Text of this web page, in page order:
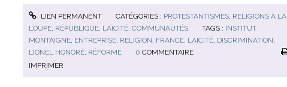
LIEN PERMANENT CATÉGORIES : PROTESTANTISMES RELIGIONS À LA
LOUPE, RÉPUBLIQUE, LAÏCITÉ, COMMUNAUTÉS TAGS : INSTITUT
MONTAIGNE, ENTREPRISE, RELIGION FRANCE, LAÏCITÉ, DISCRIMINATION
LIONEL HONORÉ, RÉFORME 0 COMMENTAIRE
IMPRIMER